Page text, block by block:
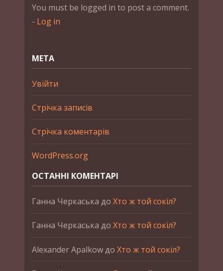
You must be logged in to post a comment.
- Log in
МЕТА
Увійти
Стрічка записів
Стрічка коментарів
WordPress.org
ОСТАННІ КОМЕНТАРІ
Ганна Черкаська до Хто ж той сокіл?
Ганна Черкаська до Хто ж той сокіл?
Alexander Apalkowдо Хто ж той сокіл?